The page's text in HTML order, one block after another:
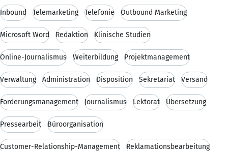
Inbound Telemarketing Telefonie Outbound Marketing
Microsoft Word Redaktion Klinische Studien
Online-Journalismus Weiterbildung Projektmanagement
Verwaltung Administration Disposition Sekretariat Versand
Forderungsmanagement Journalismus Lektorat Übersetzung
Pressearbeit Büroorganisation
Customer-Relationship-Management Reklamationsbearbeitung